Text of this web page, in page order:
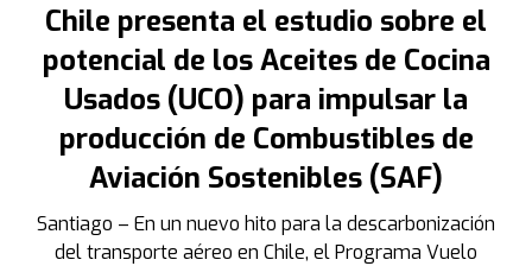
Chile presenta el estudio sobre el
potencial de los Aceites de Cocina
Usados (UCO) para impulsar la
producción de Combustibles de
Aviación Sostenibles (SAF)
Santiago – En un nuevo hito para la descarbonización
del transporte aéreo en Chile, el Programa Vuelo